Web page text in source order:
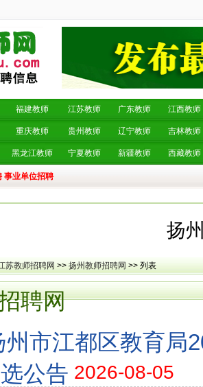
福建教师 江苏教师 广东教师 江西教师
重庆教师 贵州教师 辽宁教师 吉林教师
黑龙江教师 宁夏教师 新疆教师 西藏教师
事业单位招聘
扬
苏教师招聘网 >> 扬州教师招聘网 >> 列表
聘网
州市江都区教育局
公告 2026-08-05